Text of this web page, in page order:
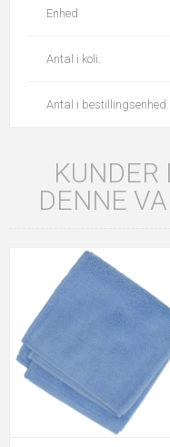
Enhed
Antal i koli.
Antal i bestillingsenhed
DENNE